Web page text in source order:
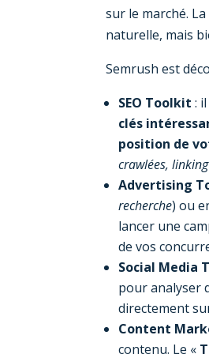
sur le marché.
naturelle, mais
Semrush est
SEO Toolkit :
clés
position de
crawlées,
Advertising
recherche) ou
lancer une
de vos
Social Media
pour analyser
directement
Content
contenu. Le «